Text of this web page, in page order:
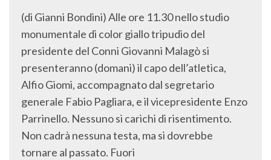
(di Gianni Bondini) Alle ore 11.30 nello studio
monumentale di color giallo tripudio del
presidente del Conni Giovanni Malagò si
presenteranno (domani) il capo dell’atletica,
Alfio Giomi, accompagnato dal segretario
generale Fabio Pagliara, e il vicepresidente Enzo
Parrinello. Nessuno si carichi di risentimento.
Non cadrà nessuna testa, ma si dovrebbe
tornare al passato. Fuori